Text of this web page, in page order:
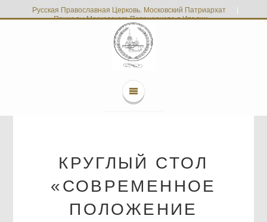
Русская Православная Церковь. Московский Патриархат
Приходы Московского Патриархата в Италии
КРУГЛЫЙ СТОЛ
«СОВРЕМЕННОЕ
ПОЛОЖЕНИЕ